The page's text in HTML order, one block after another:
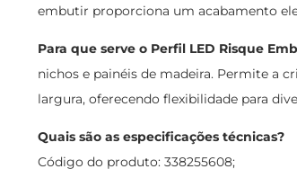
embutir proporciona um acabamento
Para que serve o Perfil LED Risque
nichos e painéis de madeira. Permite a
largura, oferecendo flexibilidade para
Quais são as especificações técnicas?
Código do produto: 338255608;